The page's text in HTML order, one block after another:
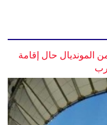
المونديال حال إقامة